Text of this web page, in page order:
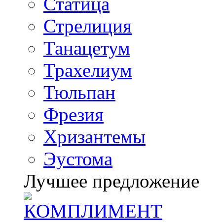
Стрелиция
Танацетум
Трахелиум
Тюльпан
Фрезия
Хризантемы
Эустома
Лучшее предложение